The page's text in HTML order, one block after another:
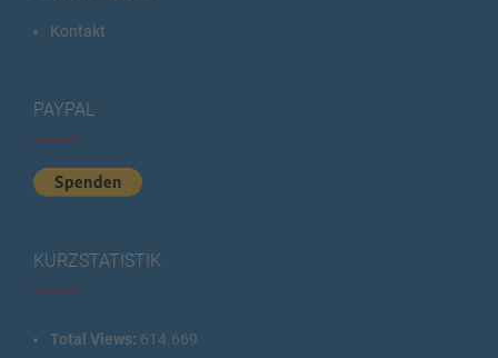
Kontakt
PAYPAL
KURZSTATISTIK
Total Views: 614.669